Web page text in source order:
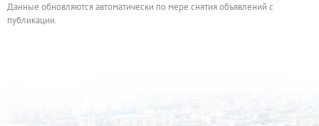
Данные обновляются автоматически по мере снятия объявлений с
публикации.